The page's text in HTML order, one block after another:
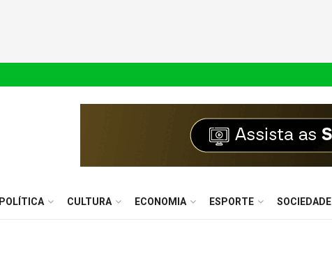
POLÍTICA CULTURA ECONOMIA ESPORTE SOCIEDADE